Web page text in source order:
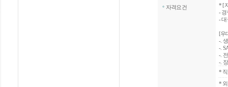
자격요건 *[
-
-
[우
-.
-.
-.
-.
*
*